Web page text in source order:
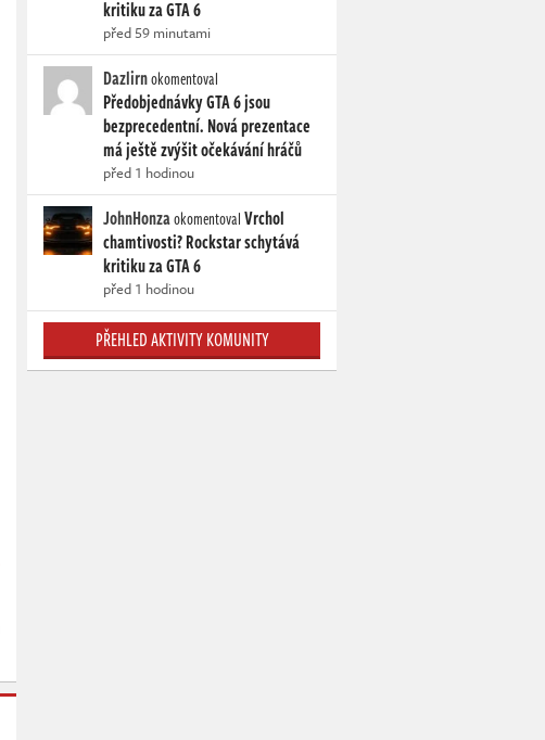
kritiku za GTA 6
před 59 minutami
Dazlirnokomentoval
Předobjednávky GTA 6 jsou
bezprecedentní. Nová prezentace
má ještě zvýšit očekávání hráčů
před 1 hodinou
JohnHonzaokomentovalVrchol
chamtivosti? Rockstar schytává
kritiku za GTA 6
před 1 hodinou
PŘEHLED AKTIVITY KOMUNITY